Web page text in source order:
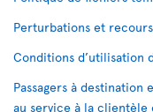
Perturbations et recours
Conditions d’utilisation
Passagers à destination
au service à la clientèle